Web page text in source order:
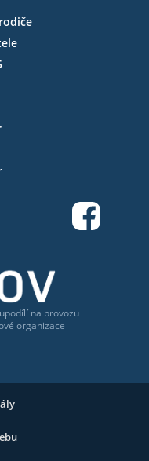
na provozu
organizace